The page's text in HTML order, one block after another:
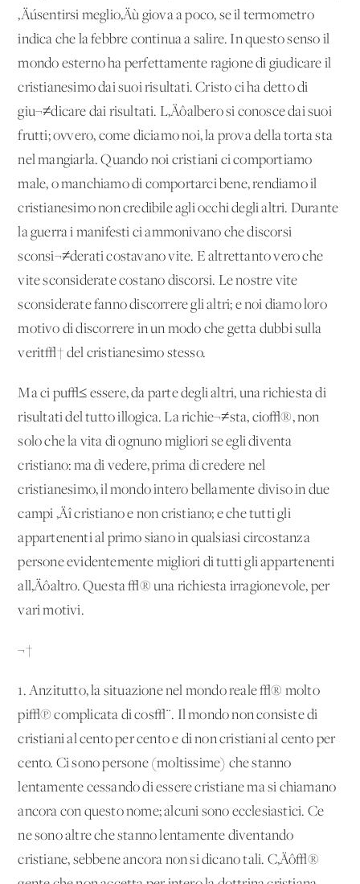
‚Äúsentirsi meglio‚Äù giova a poco, se il termometro
indica che la febbre continua a salire. In questo senso il
mondo esterno ha perfettamente ragione di giudicare il
cristianesimo dai suoi risultati. Cristo ci ha detto di
giu¬≠dicare dai risultati. L‚Äôalbero si conosce dai suoi
frutti; ovvero, come diciamo noi, la prova della torta sta
nel mangiarla. Quando noi cristiani ci comportiamo
male, o manchiamo di comportarci bene, rendiamo il
cristianesimo non credibile agli occhi degli altri. Durante
la guerra i manifesti ci ammonivano che discorsi
sconsi¬≠derati costavano vite. E altrettanto vero che
vite sconsiderate costano discorsi. Le nostre vite
sconsiderate fanno discorrere gli altri; e noi diamo loro
motivo di discorrere in un modo che getta dubbi sulla
verit√† del cristianesimo stesso.
Ma ci pu√≤ essere, da parte degli altri, una richiesta di
risultati del tutto illogica. La richie¬≠sta, cio√®, non
solo che la vita di ognuno migliori se egli diventa
cristiano: ma di vedere, prima di credere nel
cristianesimo, il mondo intero bellamente diviso in due
campi ‚Äî cristiano e non cristiano; e che tutti gli
appartenenti al primo siano in qualsiasi circostanza
persone evidentemente migliori di tutti gli appartenenti
all‚Äôaltro. Questa √® una richiesta irragionevole, per
vari motivi.
¬†
1. Anzitutto, la situazione nel mondo reale √® molto
pi√π complicata di cos√¨. Il mondo non consiste di
cristiani al cento per cento e di non cristiani al cento per
cento. Ci sono persone (moltissime) che stanno
lentamente cessando di essere cristiane ma si chiamano
ancora con questo nome; alcuni sono ecclesiastici. Ce
ne sono altre che stanno lentamente diventando
cristiane, sebbene ancora non si dicano tali. C‚Äô√®